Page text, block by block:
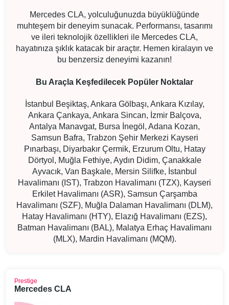
Mercedes CLA, yolculuğunuzda büyüklüğünde
muhteşem bir deneyim sunacak. Performansı, tasarımı
ve ileri teknolojik özellikleri ile Mercedes CLA,
hayatınıza şıklık katacak bir araçtır. Hemen kiralayın ve
bu benzersiz deneyimi kazanın!
Bu Araçla Keşfedilecek Popüler Noktalar
İstanbul Beşiktaş, Ankara Gölbaşı, Ankara Kızılay,
Ankara Çankaya, Ankara Sincan, İzmir Balçova,
Antalya Manavgat, Bursa İnegöl, Adana Kozan,
Samsun Bafra, Trabzon Şehir Merkezi Kayseri
Pınarbaşı, Diyarbakır Çermik, Erzurum Oltu, Hatay
Dörtyol, Muğla Fethiye, Aydın Didim, Çanakkale
Ayvacık, Van Başkale, Mersin Silifke, İstanbul
Havalimanı (IST), Trabzon Havalimanı (TZX), Kayseri
Erkilet Havalimanı (ASR), Samsun Çarşamba
Havalimanı (SZF), Muğla Dalaman Havalimanı (DLM),
Hatay Havalimanı (HTY), Elazığ Havalimanı (EZS),
Batman Havalimanı (BAL), Malatya Erhaç Havalimanı
(MLX), Mardin Havalimanı (MQM).
Prestige
Mercedes CLA